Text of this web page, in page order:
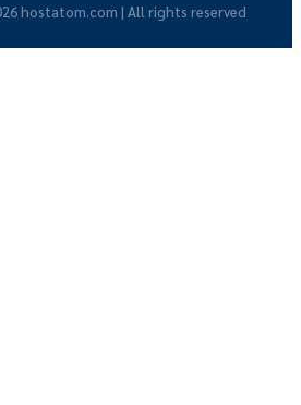
hostatom.com | All rights reserved